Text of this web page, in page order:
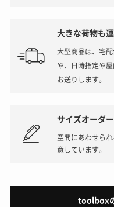
大きな荷物も
大型商品は、宅
や、日時指定や
お送りします。
サイズオーダ
空間にあわせら
意しています。
toolbox